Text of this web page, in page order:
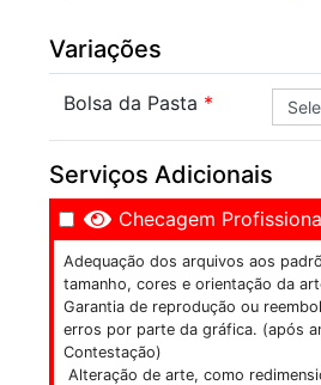
Variações
Bolsa da Pasta
Serviços Adicionais
Checagem
Adequação dos arquivos aos
tamanho, cores e orientação da
Garantia de reprodução ou
erros por parte da gráfica. (após
Contestação)
Alteração de arte, como